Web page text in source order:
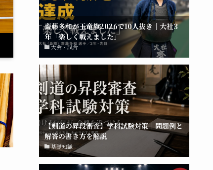
齋藤多和が玉竜旗2026で10人抜き｜大社3
年「楽しく戦えました」
大会・試合
【剣道の昇段審査】学科試験対策｜問題例と
解答の書き方を解説
基礎知識